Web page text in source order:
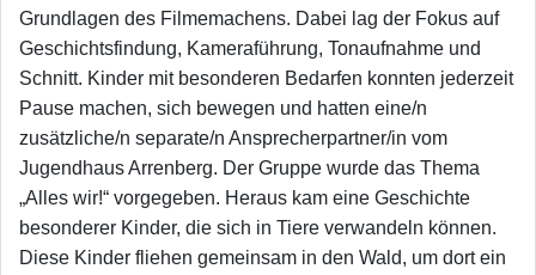
Grundlagen des Filmemachens. Dabei lag der Fokus auf
Geschichtsfindung, Kameraführung, Tonaufnahme und
Schnitt. Kinder mit besonderen Bedarfen konnten jederzeit
Pause machen, sich bewegen und hatten eine/n
zusätzliche/n separate/n Ansprecherpartner/in vom
Jugendhaus Arrenberg. Der Gruppe wurde das Thema
„Alles wir!“ vorgegeben. Heraus kam eine Geschichte
besonderer Kinder, die sich in Tiere verwandeln können.
Diese Kinder fliehen gemeinsam in den Wald, um dort ein